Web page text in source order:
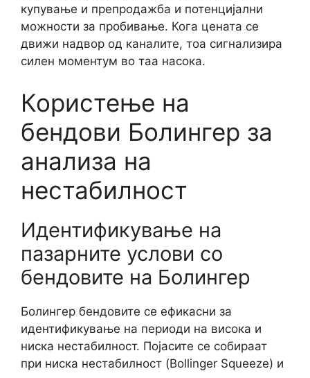
купување и препродажба и потенцијални
можности за пробивање. Кога цената се
движи надвор од каналите, тоа сигнализира
силен моментум во таа насока.
Користење на
бендови Болингер за
анализа на
нестабилност
Идентификување на
пазарните услови со
бендовите на Болингер
Болингер бендовите се ефикасни за
идентификување на периоди на висока и
ниска нестабилност. Појасите се собираат
при ниска нестабилност (Bollinger Squeeze) и